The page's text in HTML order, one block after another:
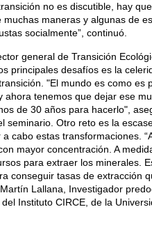
no es discutible, hay que
maneras y algunas de
socialmente”, continuó.
general de Transición
principales desafíos es la
"El mundo es como es
ahora tenemos que dejar ese
de 30 años para hacerlo",
seminario. Otro reto es la
cabo estas transformaciones.
mayor concentración. A
para extraer los minerales.
conseguir tasas de extracción
Lallana, Investigador
Instituto CIRCE, de la